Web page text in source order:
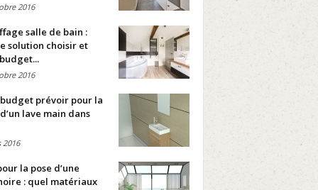
2016
salle de bain :
solution choisir et
2016
prévoir pour la
lave main dans
2016
la pose d’une
: quel matériaux